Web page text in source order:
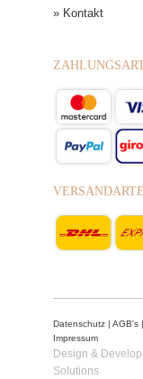
» Kontakt
Datenschutz AGB's
Impressum
Design &
Solutions